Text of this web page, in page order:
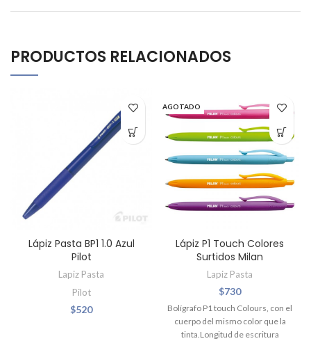
PRODUCTOS RELACIONADOS
Lápiz Pasta BP1 1.0 Azul
Pilot
Lapiz Pasta
Pilot
$520
AGOTADO
Lápiz P1 Touch Colores
Surtidos Milan
Lapiz Pasta
$730
Bolígrafo P1 touch Colours, con el
cuerpo del mismo color que la
tinta.Longitud de escritura